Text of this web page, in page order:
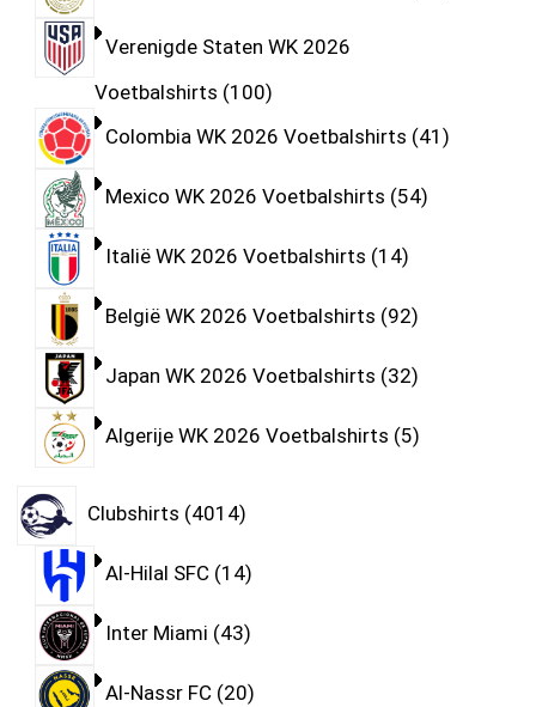
Verenigde Staten WK 2026
Voetbalshirts 100
Colombia WK 2026 Voetbalshirts 41
Mexico WK 2026 Voetbalshirts 54
Italië WK 2026 Voetbalshirts 14
België WK 2026 Voetbalshirts 92
Japan WK 2026 Voetbalshirts 32
Algerije WK 2026 Voetbalshirts 5
Clubshirts 4014
Al-Hilal SFC 14
Inter Miami 43
Al-Nassr FC 20